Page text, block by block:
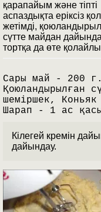
қарапайым және тіпті
аспаздықта еріксіз қол
жетімді,
сүтте майдан
тортқа да өте
Сары май - 200
Қоюландырылған
шеміршек,
Шарап - 1 ас
Кілегей кремін
дайындау.